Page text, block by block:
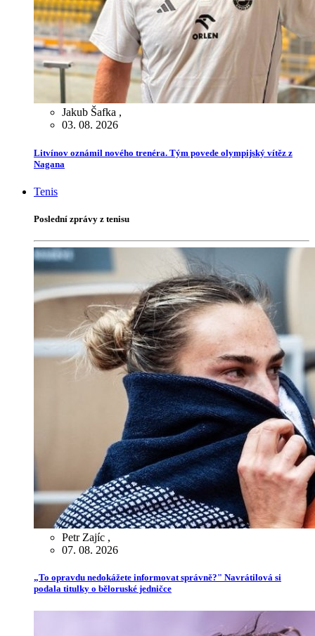
Jakub Šafka ,
03. 08. 2026
Litvínov oznámil nového trenéra. Tým povede olympijský vítěz z
Nagana
Tenis
Poslední zprávy z tenisu
Petr Zajíc ,
07. 08. 2026
„To opravdu nedokážete informovat správně?" Navrátilová si
podala titulky o běloruské jedničce